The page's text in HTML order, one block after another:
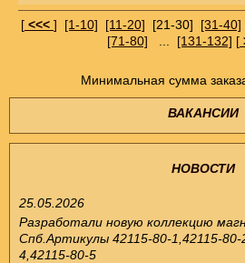
[ <<< ] [1-10] [11-20] [21-30] [31-40]
[71-80]
[131-132] [
Минимальная сумма
ВАКАНСИИ
НОВОСТИ
25.05.2026
Разработали новую коллекцию
Спб.Артикулы 42115-80-1,42115-80-
4,42115-80-5